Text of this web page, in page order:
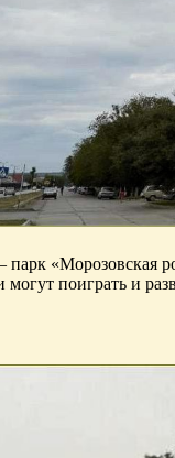
«Морозовская
поиграть и